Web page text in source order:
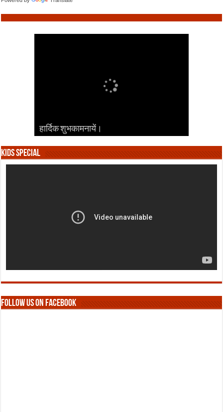
हार्दिक शुभकामनायें।
हार्दिक शुभकामनायें।
हार्दिक शुभकामनायें।
हार्दिक शुभकामनायें।
हार्दिक शुभकामनायें।
Kids Special
Follow us on Facebook